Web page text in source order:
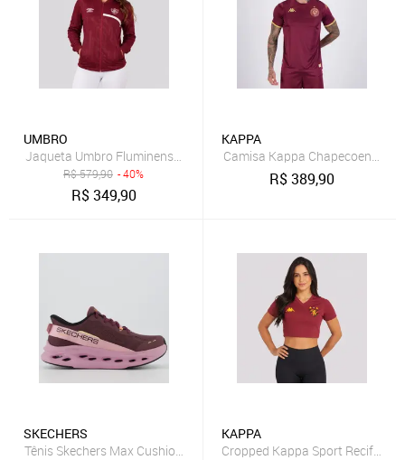
UMBRO
Jaqueta Umbro Fluminense Hino 2025 Feminina Bordô
R$579,90 - 40%
R$349,90
KAPPA
Camisa Kappa Chapecoense
R$389,90
SKECHERS
Tênis Skechers Max Cushioning Glide-Step Feminino Bordô
KAPPA
Cropped Kappa Sport Recife